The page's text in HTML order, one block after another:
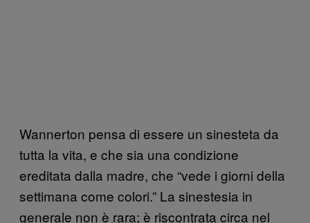
Wannerton pensa di essere un sinesteta da
tutta la vita, e che sia una condizione
ereditata dalla madre, che “vede i giorni della
settimana come colori.” La sinestesia in
generale non è rara; è riscontrata circa nel